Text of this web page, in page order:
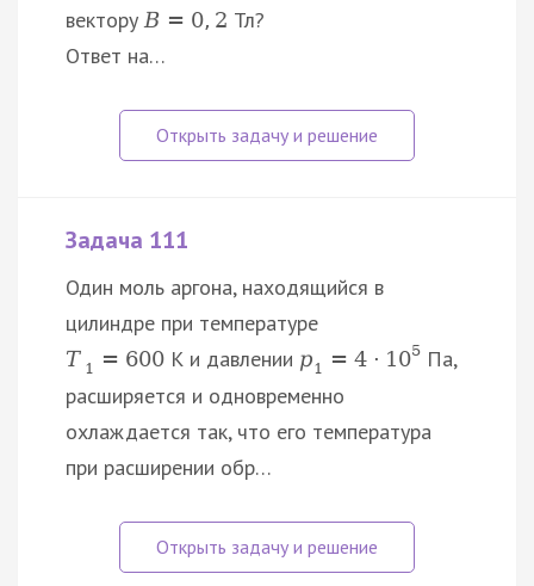
векторуB = 0, 2 Тл?
Ответ на…
Задача 111
Один моль аргона, находящийся в
цилиндре при температуре
T 1 = 600 К и давлении p1 = 4 ⋅ 105 Па,
расширяется и одновременно
охлаждается так, что его температура
при расширении обр…